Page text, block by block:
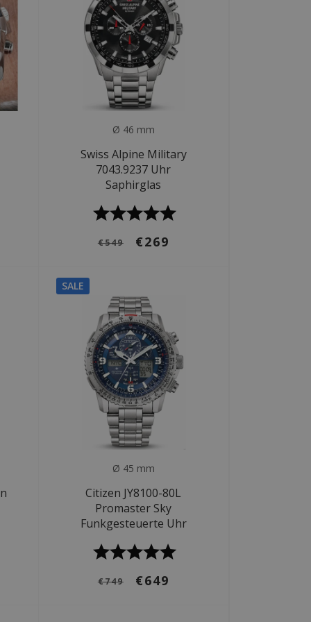
Ø 46 mm
Swiss Alpine Military
7043.9237 Uhr
Saphirglas
€549 €269
SALE
Ø 45 mm
Citizen JY8100-80L
Promaster Sky
Funkgesteuerte Uhr
€749 €649